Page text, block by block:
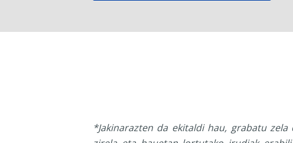
*Jakinarazten da ekitaldi hau, grabatu zela